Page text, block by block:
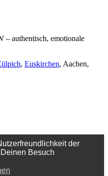
– authentisch, emotionale
, Euskirchen, Aachen,
der
Besuch